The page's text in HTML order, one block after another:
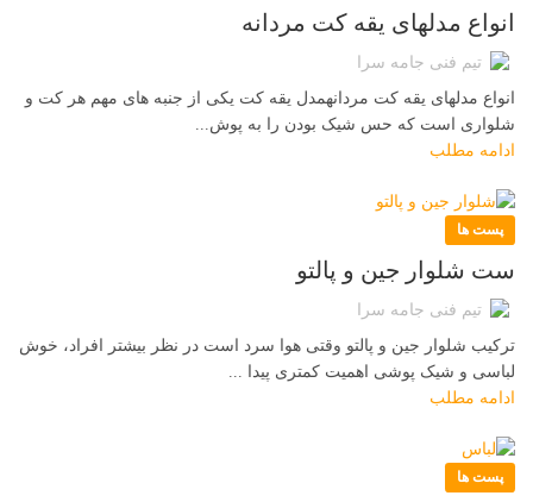
انواع مدلهای یقه کت مردانه
تیم فنی جامه سرا
انواع مدلهای یقه کت مردانهمدل یقه کت یکی از جنبه های مهم هر کت و
شلواری است که حس شیک بودن را به پوش...
ادامه مطلب
پست ها
ست شلوار جین و پالتو
تیم فنی جامه سرا
ترکیب شلوار جین و پالتو وقتی هوا سرد است در نظر بیشتر افراد، خوش
لباسی و شیک پوشی اهمیت کمتری پیدا ...
ادامه مطلب
پست ها